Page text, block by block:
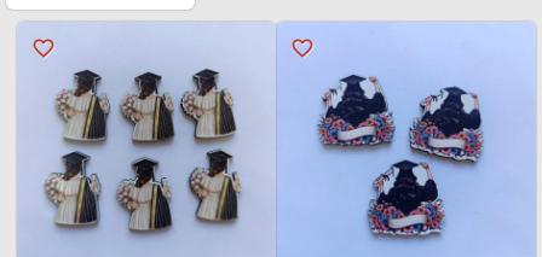
favorite_border
favorite_border